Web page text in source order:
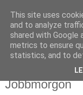
Björn
vad än som faller mig
onsdag, maj 17,
Jobbmorgon
This site uses
and to analyze
shared with Google
metrics to ensure
statistics, and to